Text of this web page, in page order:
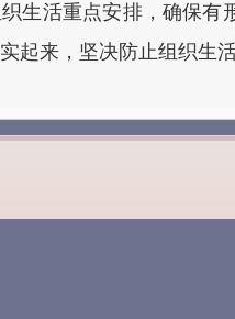
生活重点安排，确保
起来，坚决防止组织生